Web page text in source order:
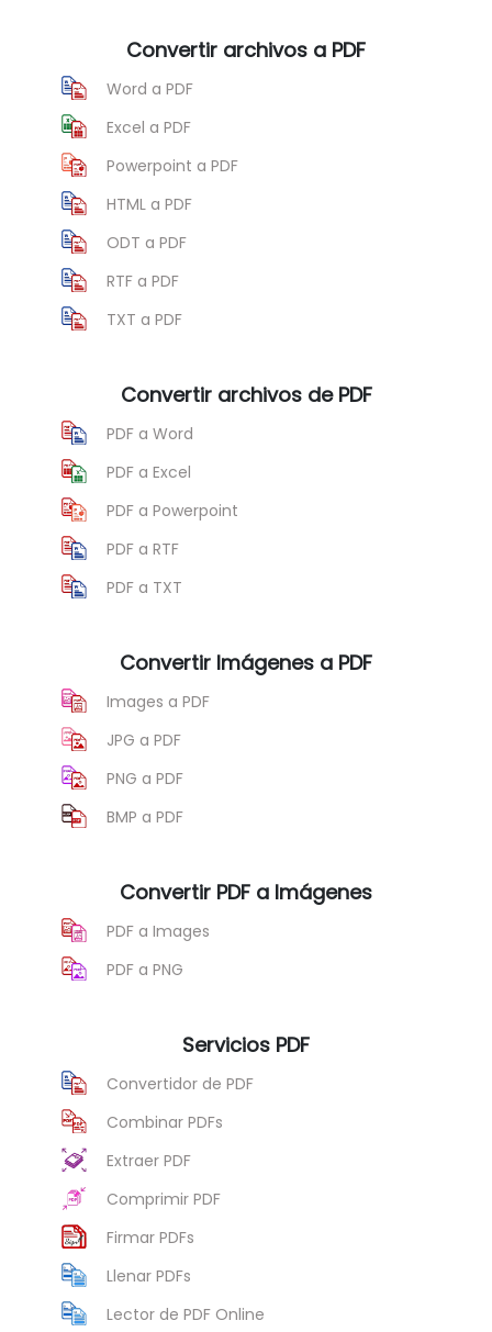
Convertir archivos a PDF
Word a PDF
Excel a PDF
Powerpoint a PDF
HTML a PDF
ODT a PDF
RTF a PDF
TXT a PDF
Convertir archivos de PDF
PDF a Word
PDF a Excel
PDF a Powerpoint
PDF a RTF
PDF a TXT
Convertir Imágenes a PDF
Images a PDF
JPG a PDF
PNG a PDF
BMP a PDF
Convertir PDF a Imágenes
PDF a Images
PDF a PNG
Servicios PDF
Convertidor de PDF
Combinar PDFs
Extraer PDF
Comprimir PDF
Firmar PDFs
Llenar PDFs
Lector de PDF Online